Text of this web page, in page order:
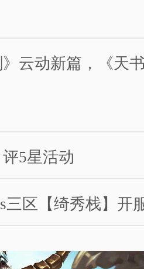
》云动新篇，《天
5星活动
三区【绮秀栈】开